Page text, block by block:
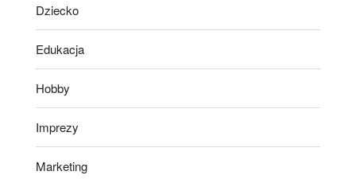
Dziecko
Edukacja
Hobby
Imprezy
Marketing